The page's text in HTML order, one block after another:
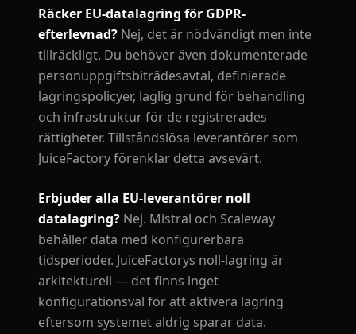
Räcker EU-datalagring för GDPR-
efterlevnad? Nej, det är nödvändigt men inte
tillräckligt. Du behöver även dokumenterade
personuppgiftsbiträdesavtal, definierade
lagringspolicyer, laglig grund för behandling
och infrastruktur för de registrerades
rättigheter. Tillståndslösa leverantörer som
JuiceFactory förenklar detta avsevärt.
Erbjuder alla EU-leverantörer noll
datalagring? Nej. Mistral och Scaleway
behåller data med konfigurerbara
tidsperioder. JuiceFactorys noll-lagring är
arkitekturell — det finns inget
konfigurationsval för att aktivera lagring
eftersom systemet aldrig sparar data.